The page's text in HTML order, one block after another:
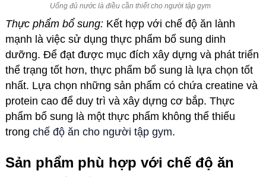
Uống đủ nước là điều cần thiết cho người tập gym
Thực phẩm bổ sung: Kết hợp với chế độ ăn lành
mạnh là việc sử dụng thực phẩm bổ sung dinh
dưỡng. Để đạt được mục đích xây dựng và phát triển
thể trạng tốt hơn, thực phẩm bổ sung là lựa chọn tốt
nhất. Lựa chọn những sản phẩm có chứa creatine và
protein cao để duy trì và xây dựng cơ bắp. Thực
phẩm bổ sung là một thực phẩm không thể thiếu
trong chế độ ăn cho người tập gym.
Sản phẩm phù hợp với chế độ ăn